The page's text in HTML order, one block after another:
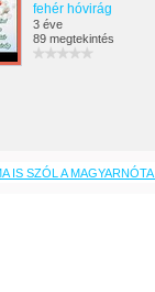
fehér hóvirág
3 éve
89 megtekintés
IS SZÓL A